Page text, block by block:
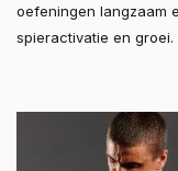
oefeningen langzaam
spieractivatie en groei.